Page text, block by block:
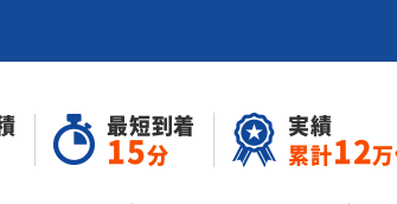
最短到着
15分
実績
累計12